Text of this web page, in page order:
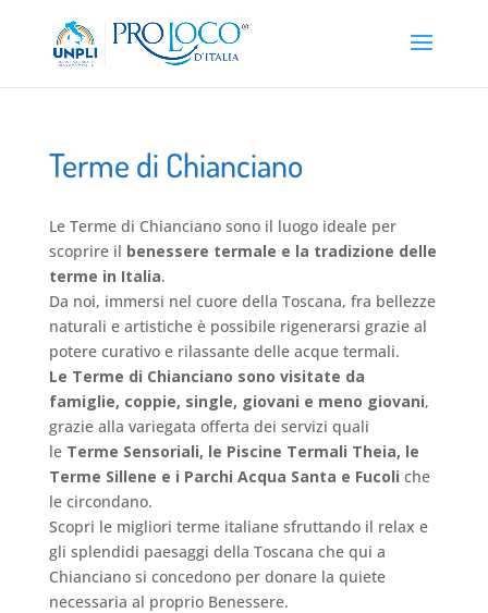
Terme di Chianciano
Le Terme di Chianciano sono il luogo ideale per
scoprire il benessere termale e la tradizione delle
terme in Italia.
Da noi, immersi nel cuore della Toscana, fra bellezze
naturali e artistiche è possibile rigenerarsi grazie al
potere curativo e rilassante delle acque termali.
Le Terme di Chianciano sono visitate da
famiglie, coppie, single, giovani e meno giovani,
grazie alla variegata offerta dei servizi quali
le Terme Sensoriali, le Piscine Termali Theia, le
Terme Sillene e i Parchi Acqua Santa e Fucoli che
le circondano.
Scopri le migliori terme italiane sfruttando il relax e
gli splendidi paesaggi della Toscana che qui a
Chianciano si concedono per donare la quiete
necessaria al proprio Benessere.